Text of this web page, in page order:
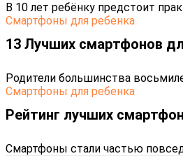
В 10 лет ребёнку предстоит
Cмартфоны для ребенка
13 Лучших смартфонов
Родители большинства
Cмартфоны для ребенка
Рейтинг лучших
Смартфоны стали частью